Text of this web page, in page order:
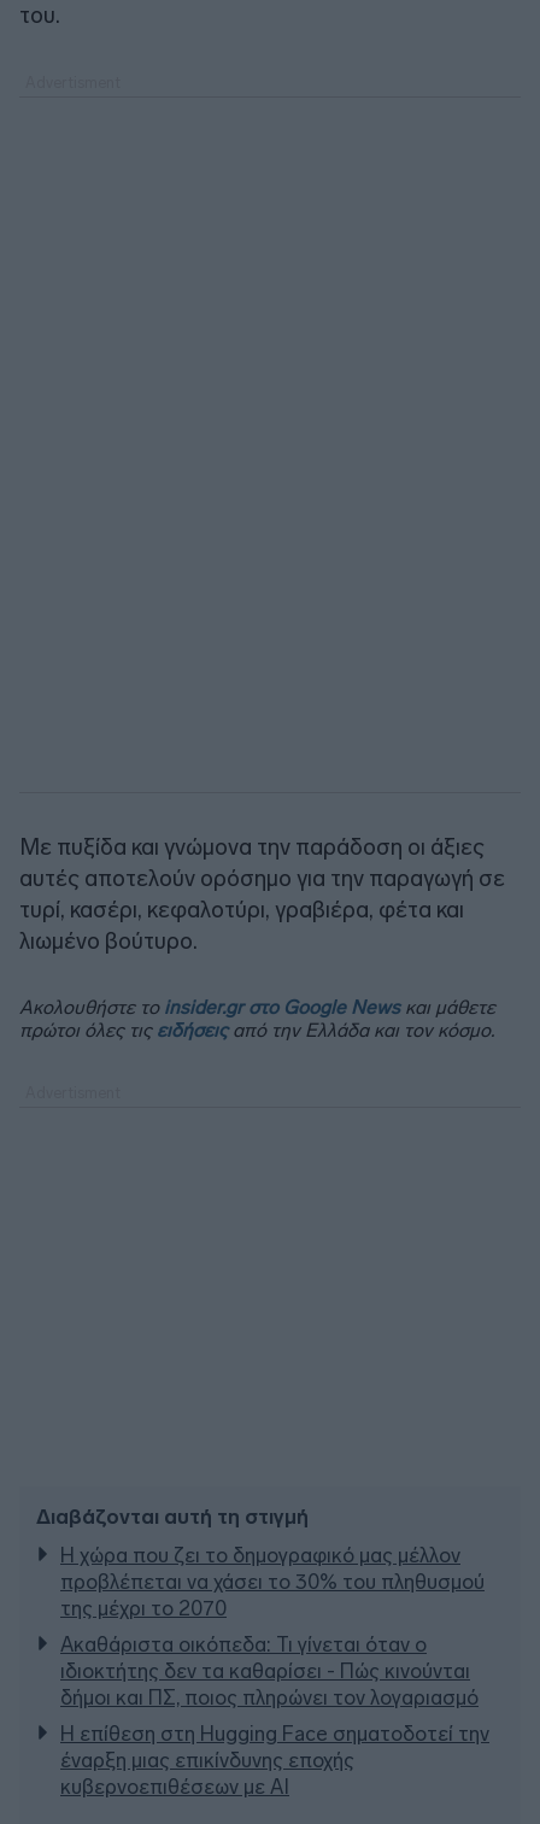
του.
Με πυξίδα και γνώμονα την παράδοση οι άξιες
αυτές αποτελούν ορόσημο για την παραγωγή σε
τυρί, κασέρι, κεφαλοτύρι, γραβιέρα, φέτα και
λιωμένο βούτυρο.
Ακολουθήστε το insider.gr στο Google Newsκαι μάθετε
πρώτοι όλες τις ειδήσειςαπό την Ελλάδα και τον κόσμο.
Διαβάζονται αυτή τη στιγμή
Η χώρα που ζει το δημογραφικό μας μέλλον
προβλέπεται να χάσει το 30% του πληθυσμού
της μέχρι το 2070
Ακαθάριστα οικόπεδα: Τι γίνεται όταν ο
ιδιοκτήτης δεν τα καθαρίσει - Πώς κινούνται
δήμοι και ΠΣ, ποιος πληρώνει τον λογαριασμό
Η επίθεση στη Hugging Face σηματοδοτεί την
έναρξη μιας επικίνδυνης εποχής
κυβερνοεπιθέσεων με AI